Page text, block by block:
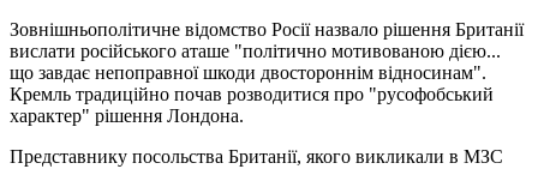
Зовнішньополітичне відомство Росії назвало рішення Британії
вислати російського аташе "політично мотивованою дією...
що завдає непоправної шкоди двостороннім відносинам".
Кремль традиційно почав розводитися про "русофобський
характер" рішення Лондона.
Представнику посольства Британії, якого викликали в МЗС